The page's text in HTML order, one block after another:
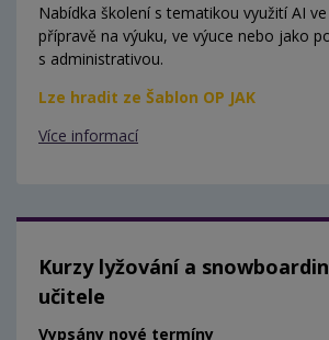
Nabídka školení s tematikou využití AI
přípravě na výuku, ve výuce nebo jako
s administrativou.
Lze hradit ze Šablon OP JAK
Více informací
Kurzy lyžování a
učitele
Vypsány nové termíny